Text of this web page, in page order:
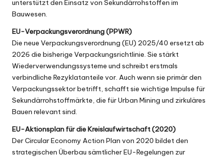
unterstützt den Einsatz von Sekundärrohstoffen im
Bauwesen.
EU-Verpackungsverordnung (PPWR)
Die neue Verpackungsverordnung (EU) 2025/40 ersetzt ab
2026 die bisherige Verpackungsrichtlinie. Sie stärkt
Wiederverwendungssysteme und schreibt erstmals
verbindliche Rezyklatanteile vor. Auch wenn sie primär den
Verpackungssektor betrifft, schafft sie wichtige Impulse für
Sekundärrohstoffmärkte, die für Urban Mining und zirkuläres
Bauen relevant sind.
EU-Aktionsplan für die Kreislaufwirtschaft (2020)
DerCircular Economy Action Plan von 2020 bildet den
strategischen Überbau sämtlicher EU-Regelungen zur